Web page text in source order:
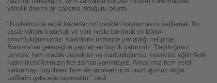
yönelik önemli bir çalışma olduğunu belirtti.
"Köylerimizde reçel kazanlarının yeniden kaynamasını sağlamak, bu
eşsiz kültürü korumak ve yeni nesle tanıtmak en büyük
sorumluluğumuzdur. Kadınların üretimde yer aldığı her proje,
Bornova'nın geleceğine yapılan en büyük yatırımdır. Dağıttığımız
ücretsiz ham madde destekleri ve sürdürdüğümüz kesintisiz eğitimlerle
kadın üreticilerimizin her zaman yanındayız. Amacımız hem yerel
kalkınmayı büyütmek hem de annelerimizin unuttuğumuz doğal
tariflerini geleceğe taşımaktır." dedi.